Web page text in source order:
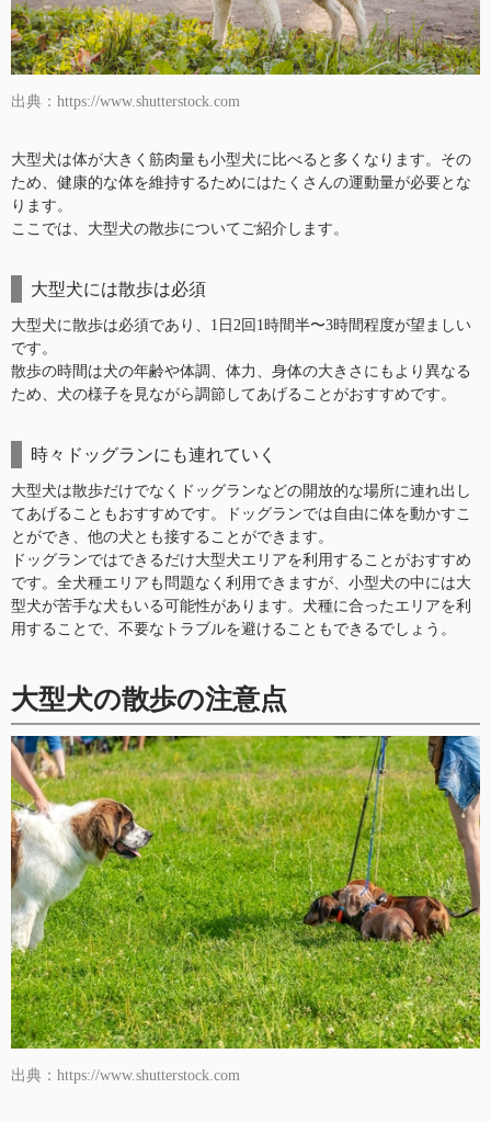
出典：https://www.shutterstock.com
大型犬は体が大きく筋肉量も小型犬に比べると多くなります。その
ため、健康的な体を維持するためにはたくさんの運動量が必要とな
ります。
ここでは、大型犬の散歩についてご紹介します。
大型犬には散歩は必須
大型犬に散歩は必須であり、1日2回1時間半〜3時間程度が望ましい
です。
散歩の時間は犬の年齢や体調、体力、身体の大きさにもより異なる
ため、犬の様子を見ながら調節してあげることがおすすめです。
時々ドッグランにも連れていく
大型犬は散歩だけでなくドッグランなどの開放的な場所に連れ出し
てあげることもおすすめです。ドッグランでは自由に体を動かすこ
とができ、他の犬とも接することができます。
ドッグランではできるだけ大型犬エリアを利用することがおすすめ
です。全犬種エリアも問題なく利用できますが、小型犬の中には大
型犬が苦手な犬もいる可能性があります。犬種に合ったエリアを利
用することで、不要なトラブルを避けることもできるでしょう。
大型犬の散歩の注意点
出典：https://www.shutterstock.com